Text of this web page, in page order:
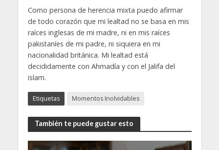
Como persona de herencia mixta puedo afirmar
de todo corazón que mi lealtad no se basa en mis
raíces inglesas de mi madre, ni en mis raíces
pakistaníes de mi padre, ni siquiera en mi
nacionalidad británica. Mi lealtad está
decididamente con Ahmadía y con el Jalifa del
islam.
Etiquetas Momentos Inolvidables
También te puede gustar esto